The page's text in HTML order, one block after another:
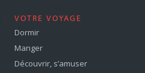
VOTRE VOYAGE
Dormir
Manger
Découvrir, s’amuser